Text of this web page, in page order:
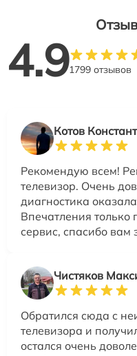
4.91799 отзывов
Котов
Рекомендую всем!
телевизор. Очень
диагностика
Впечатления
сервис, спасибо вам
Чистяков
Обратился сюда с
телевизора и
остался очень